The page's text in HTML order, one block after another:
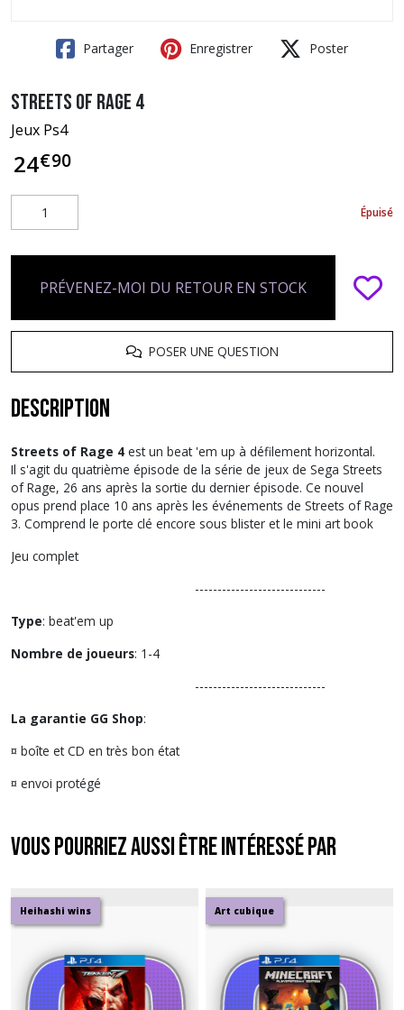
Partager Enregistrer Poster
Streets of Rage 4
Jeux Ps4
24€90
Épuisé
PRÉVENEZ-MOI DU RETOUR EN STOCK
POSER UNE QUESTION
Description
Streets of Rage 4 est un beat 'em up à défilement horizontal.
Il s'agit du quatrième épisode de la série de jeux de Sega Streets
of Rage, 26 ans après la sortie du dernier épisode. Ce nouvel
opus prend place 10 ans après les événements de Streets of Rage
3. Comprend le porte clé encore sous blister et le mini art book
Jeu complet
-----------------------------
Type: beat'em up
Nombre de joueurs: 1-4
-----------------------------
La garantie GG Shop:
¤ boîte et CD en très bon état
¤ envoi protégé
Vous pourriez aussi être intéressé par
Heihashi wins Art cubique